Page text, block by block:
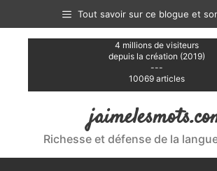
contenu
Tout savoir sur ce blogue et
4 millions de visiteurs
depuis la création (2019)
---
10069 articles
Richesse et défense de la